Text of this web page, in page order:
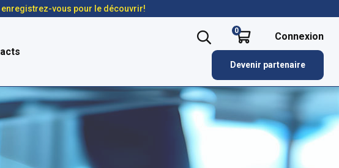
enregistrez-vous pour le découvrir!
0 Connexion
Devenir partenaire